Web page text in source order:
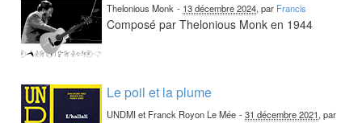
Thelonious Monk - 13 décembre 2024, par Francis
Composé par Thelonious Monk en 1944
Le poil et la plume
UNDMI et Franck Royon Le Mée -31 décembre 2021, par